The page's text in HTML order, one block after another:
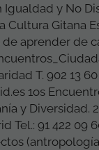
y No
Cultura Gitana
aprender de
T. 902 13 60
1os
y Diversidad.
Tel.: 91 422 09